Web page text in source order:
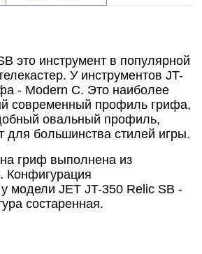
это инструмент в популярной
У инструментов JT-
- Modern C. Это наиболее
современный профиль грифа,
овальный профиль,
для большинства стилей игры.
гриф выполнена из
Конфигурация
модели JET JT-350 Relic SB -
состаренная.